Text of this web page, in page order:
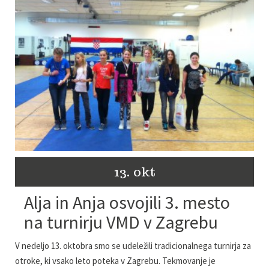
13. okt
Alja in Anja osvojili 3. mesto
na turnirju VMD v Zagrebu
V nedeljo 13. oktobra smo se udeležili tradicionalnega turnirja za
otroke, ki vsako leto poteka v Zagrebu. Tekmovanje je